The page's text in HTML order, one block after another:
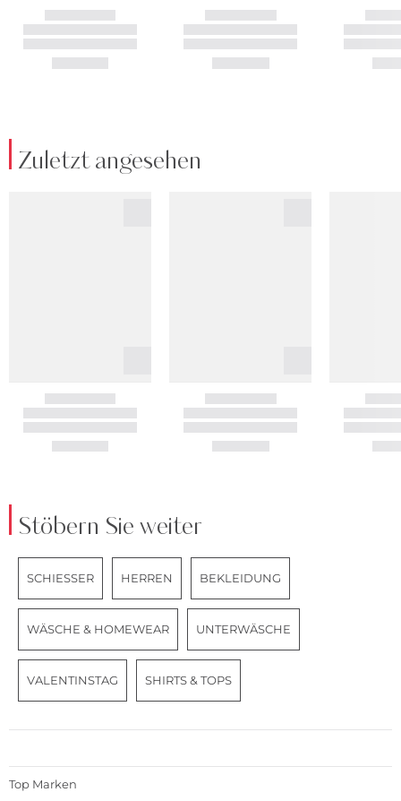
Zuletzt angesehen
Stöbern Sie weiter
SCHIESSER HERREN BEKLEIDUNG
WÄSCHE & HOMEWEAR UNTERWÄSCHE
VALENTINSTAG SHIRTS & TOPS
Top Marken